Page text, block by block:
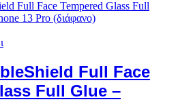
Full Face
Full Glue –